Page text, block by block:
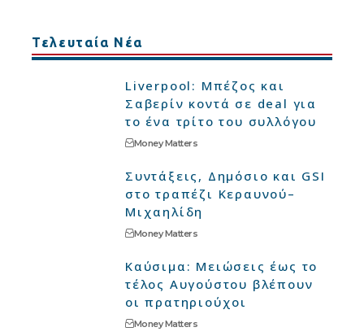
Τελευταία Νέα
Liverpool: Μπέζος και
Σαβερίν κοντά σε deal για
το ένα τρίτο του συλλόγου
Money Matters
Συντάξεις, Δημόσιο και GSI
στο τραπέζι Κεραυνού–
Μιχαηλίδη
Money Matters
Καύσιμα: Μειώσεις έως το
τέλος Αυγούστου βλέπουν
οι πρατηριούχοι
Money Matters